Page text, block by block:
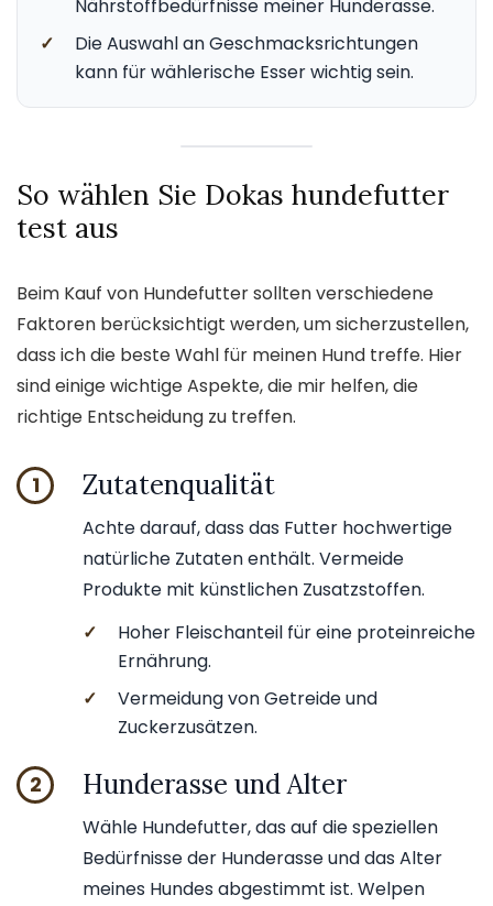
Nährstoffbedürfnisse meiner Hunderasse.
✓
Die Auswahl an Geschmacksrichtungen
kann für wählerische Esser wichtig sein.
So wählen Sie Dokas hundefutter
test aus
Beim Kauf von Hundefutter sollten verschiedene
Faktoren berücksichtigt werden, um sicherzustellen,
dass ich die beste Wahl für meinen Hund treffe. Hier
sind einige wichtige Aspekte, die mir helfen, die
richtige Entscheidung zu treffen.
1 Zutatenqualität
Achte darauf, dass das Futter hochwertige
natürliche Zutaten enthält. Vermeide
Produkte mit künstlichen Zusatzstoffen.
✓
Hoher Fleischanteil für eine proteinreiche
Ernährung.
✓
Vermeidung von Getreide und
Zuckerzusätzen.
2 Hunderasse und Alter
Wähle Hundefutter, das auf die speziellen
Bedürfnisse der Hunderasse und das Alter
meines Hundes abgestimmt ist. Welpen